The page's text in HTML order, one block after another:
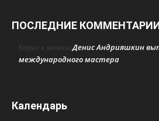
ПОСЛЕДНИЕ
Борис к записиДенис Андрияшкин
международного мастера
Календарь